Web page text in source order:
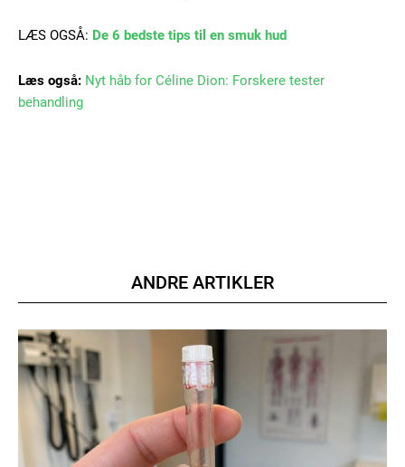
LÆS OGSÅ: De 6 bedste tips til en smuk hud
Læs også: Nyt håb for Céline Dion: Forskere tester
behandling
ANDRE ARTIKLER